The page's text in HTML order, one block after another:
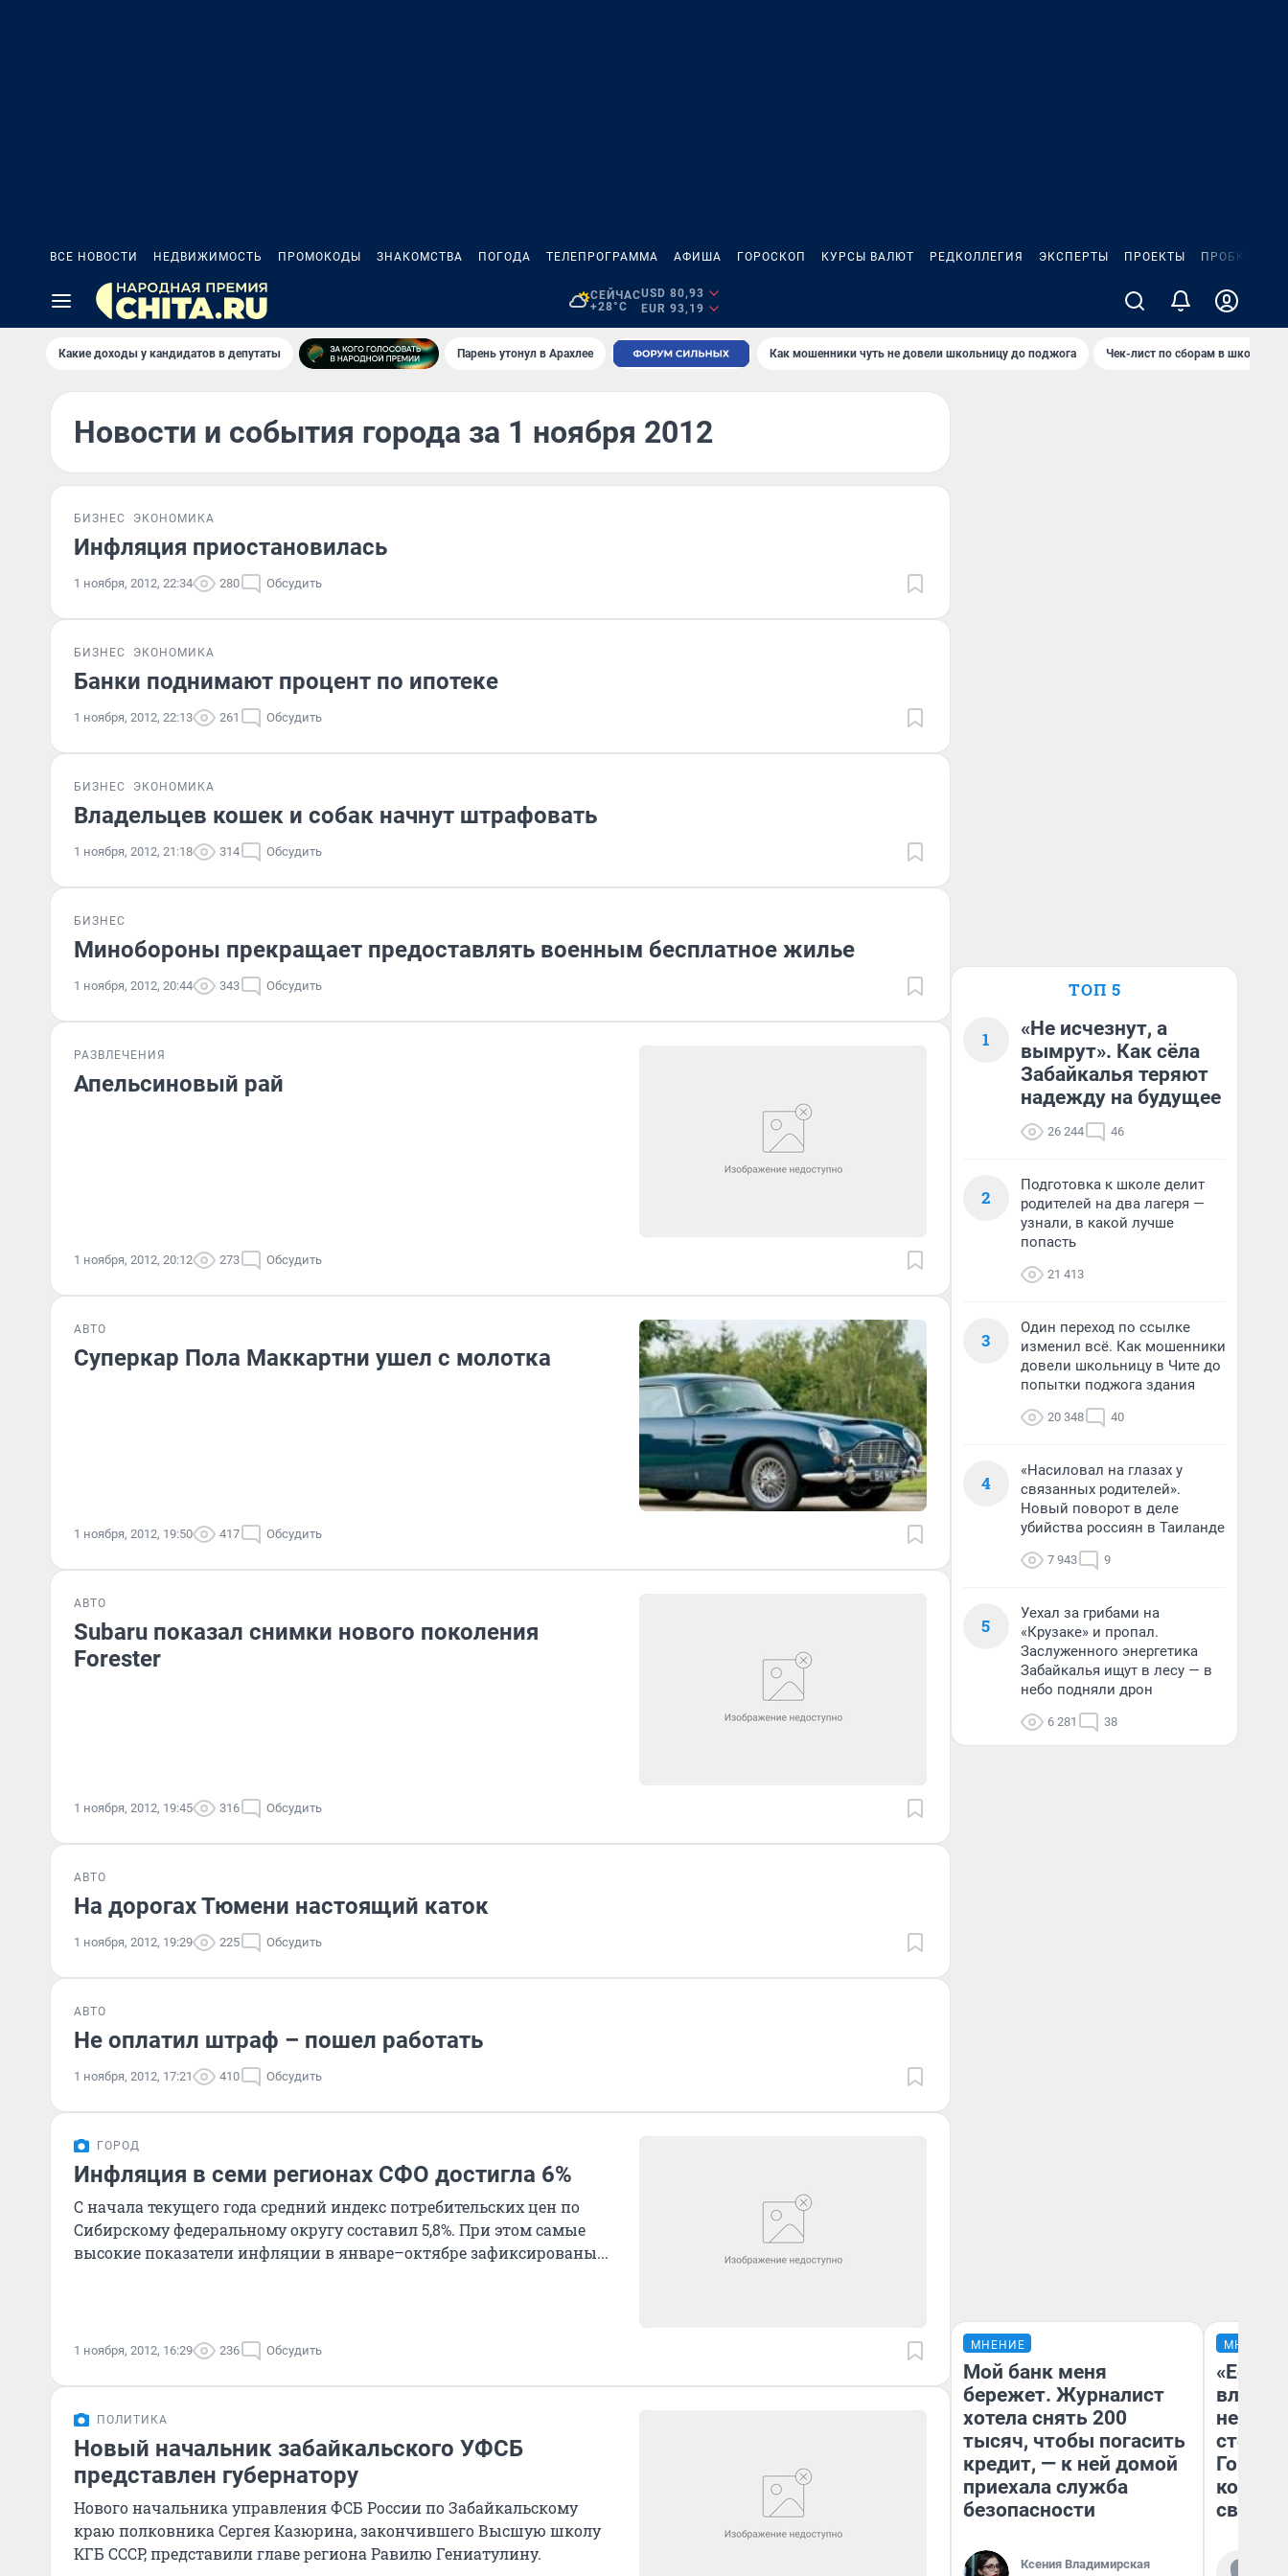
ВСЕ НОВОСТИ НЕДВИЖИМОСТЬ ПРОМОКОДЫ ЗНАКОМСТВА ПОГОДА ТЕЛЕПРОГРАММА АФИША ГОРОСКОП КУРСЫ ВАЛЮТ РЕДКОЛЛЕГИЯ ЭКСПЕРТЫ ПРОЕКТЫ ПРОБКИ
СЕЙЧАС
+28°C
USD 80,93
EUR 93,19
Какие доходы у кандидатов в депутаты Парень утонул в Арахлее Как мошенники чуть не довели школьницу до поджога Чек-лист по сборам в школу в
Новости и события города за 1 ноября 2012
БИЗНЕС ЭКОНОМИКА
Инфляция приостановилась
1 ноября, 2012, 22:34 280 Обсудить
БИЗНЕС ЭКОНОМИКА
Банки поднимают процент по ипотеке
1 ноября, 2012, 22:13 261 Обсудить
БИЗНЕС ЭКОНОМИКА
Владельцев кошек и собак начнут штрафовать
1 ноября, 2012, 21:18 314 Обсудить
БИЗНЕС
Минобороны прекращает предоставлять военным бесплатное жилье
1 ноября, 2012, 20:44 343 Обсудить
РАЗВЛЕЧЕНИЯ
Апельсиновый рай
1 ноября, 2012, 20:12 273 Обсудить
АВТО
Суперкар Пола Маккартни ушел с молотка
1 ноября, 2012, 19:50 417 Обсудить
АВТО
Subaru показал снимки нового поколения
Forester
1 ноября, 2012, 19:45 316 Обсудить
АВТО
На дорогах Тюмени настоящий каток
1 ноября, 2012, 19:29 225 Обсудить
АВТО
Не оплатил штраф – пошел работать
1 ноября, 2012, 17:21 410 Обсудить
ГОРОД
Инфляция в семи регионах СФО достигла 6%
С начала текущего года средний индекс потребительских цен по
Сибирскому федеральному округу составил 5,8%. При этом самые
высокие показатели инфляции в январе–октябре зафиксированы...
1 ноября, 2012, 16:29 236 Обсудить
ПОЛИТИКА
Новый начальник забайкальского УФСБ
представлен губернатору
Нового начальника управления ФСБ России по Забайкальскому
краю полковника Сергея Казюрина, закончившего Высшую школу
КГБ СССР, представили главе региона Равилю Гениатулину.
ТОП 5
1
«Не исчезнут, а
вымрут». Как сёла
Забайкалья теряют
надежду на будущее
26 244 46
2
Подготовка к школе делит
родителей на два лагеря —
узнали, в какой лучше
попасть
21 413
3
Один переход по ссылке
изменил всё. Как мошенники
довели школьницу в Чите до
попытки поджога здания
20 348 40
4
«Насиловал на глазах у
связанных родителей».
Новый поворот в деле
убийства россиян в Таиланде
7 943 9
5
Уехал за грибами на
«Крузаке» и пропал.
Заслуженного энергетика
Забайкалья ищут в лесу — в
небо подняли дрон
6 281 38
МНЕНИЕ
Мой банк меня
бережет. Журналист
хотела снять 200
тысяч, чтобы погасить
кредит, — к ней домой
приехала служба
безопасности
Ксения Владимирская
МНЕНИЕ
«Если